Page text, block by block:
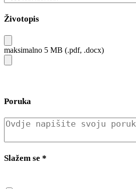
Životopis
maksimalno 5 MB (.pdf, .docx)
Poruka
Slažem se *